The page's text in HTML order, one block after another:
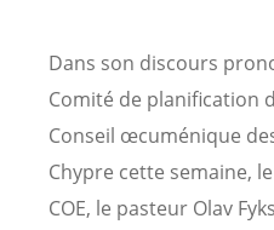
Dans son discours
Comité de planification
Conseil œcuménique
Chypre cette semaine,
COE, le pasteur Olav